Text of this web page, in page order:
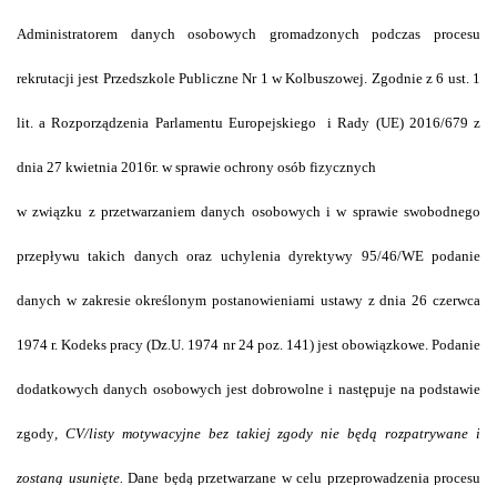
Administratorem danych osobowych gromadzonych podczas procesu
rekrutacji jest Przedszkole Publiczne Nr 1 w Kolbuszowej. Zgodnie z 6 ust. 1
lit. a Rozporządzenia Parlamentu Europejskiego i Rady (UE) 2016/679 z
dnia 27 kwietnia 2016r. w sprawie ochrony osób fizycznych
w związku z przetwarzaniem danych osobowych i w sprawie swobodnego
przepływu takich danych oraz uchylenia dyrektywy 95/46/WE podanie
danych w zakresie określonym postanowieniami ustawy z dnia 26 czerwca
1974 r. Kodeks pracy (Dz.U. 1974 nr 24 poz. 141) jest obowiązkowe. Podanie
dodatkowych danych osobowych jest dobrowolne i następuje na podstawie
zgody, CV/listy motywacyjne bez takiej zgody nie będą rozpatrywane i
zostaną usunięte. Dane będą przetwarzane w celu przeprowadzenia procesu